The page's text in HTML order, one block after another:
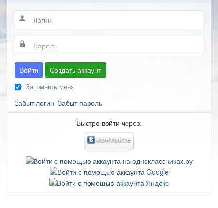
Войти Создать аккаунт
Запомнить меня
Забыт логин Забыт пароль
Быстро войти через: